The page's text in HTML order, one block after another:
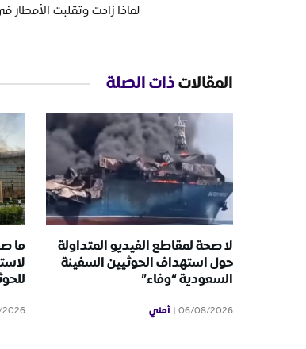
لماذا زادت وتقلبت الأمطار
المقالاتذات الصلة
لا صحة لمقاطع الفيديو المتداولة
حول استهداف الحوثيين السفينة
السعودية “وفاء”
06/08/2026 أمني
ما